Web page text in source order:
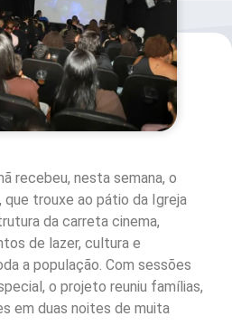
recebeu, nesta semana, o
trouxe ao pátio da Igreja
da carreta cinema,
de lazer, cultura e
a população. Com sessões
o projeto reuniu famílias,
em duas noites de muita